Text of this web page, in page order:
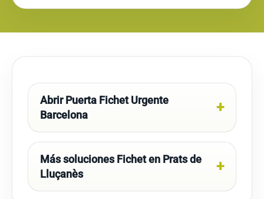
Abrir Puerta Fichet Urgente
Barcelona
Más soluciones Fichet en Prats de
Lluçanès